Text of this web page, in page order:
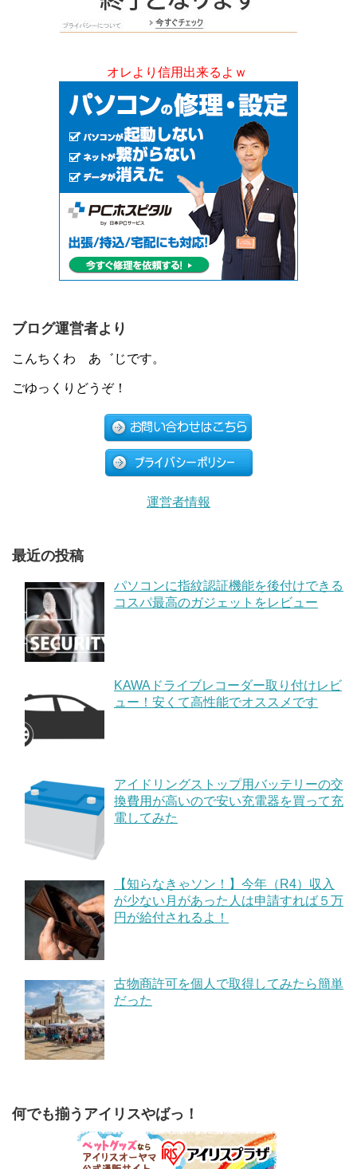
オレより信用出来るよｗ
ブログ運営者より
こんちくわ あ゛じです。
ごゆっくりどうぞ！
運営者情報
最近の投稿
パソコンに指紋認証機能を後付けできる
コスパ最高のガジェットをレビュー
KAWAドライブレコーダー取り付けレビ
ュー！安くて高性能でオススメです
アイドリングストップ用バッテリーの交
換費用が高いので安い充電器を買って充
電してみた
【知らなきゃソン！】今年（R4）収入
が少ない月があった人は申請すれば５万
円が給付されるよ！
古物商許可を個人で取得してみたら簡単
だった
何でも揃うアイリスやばっ！